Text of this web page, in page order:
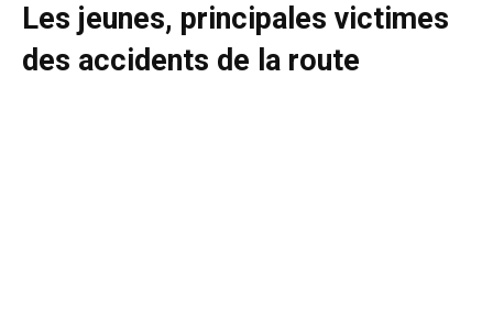
Les jeunes, principales victimes
des accidents de la route